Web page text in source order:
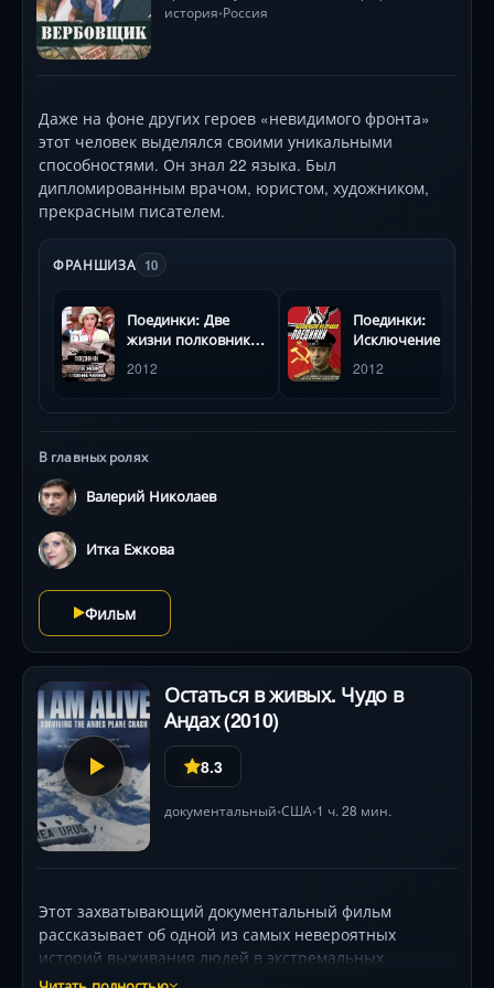
история•Россия
Даже на фоне других героев «невидимого фронта»
этот человек выделялся своими уникальными
способностями. Он знал 22 языка. Был
дипломированным врачом, юристом, художником,
прекрасным писателем.
ФРАНШИЗА 10
Поединки: Две
жизни полковника
2012
Поединки:
Исключение из
2012
В главных ролях
Валерий Николаев
Итка Ежкова
Фильм
Остаться в живых. Чудо в
Андах (2010)
8.3
документальный•США•1 ч. 28 мин.
Этот захватывающий документальный фильм
рассказывает об одной из самых невероятных
историй выживания людей в экстремальных
ситуациях, о непреодолимом желании жить, о